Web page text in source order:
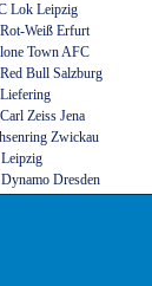
Lok Leipzig
Weiß Erfurt
Town AFC
Bull Salzburg
Zeiss Jena
Zwickau
Dresden